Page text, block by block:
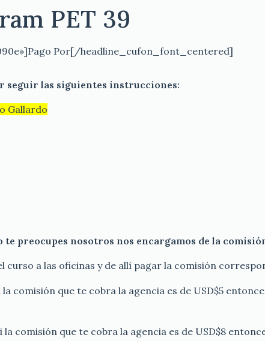
PET 39
Por[/headline_cufon_font_centered]
seguir las siguientes instrucciones:
Gallardo
preocupes nosotros nos encargamos de la
curso a las oficinas y de allí pagar la comisión
comisión que te cobra la agencia es de USD$5
la comisión que te cobra la agencia es de USD$8